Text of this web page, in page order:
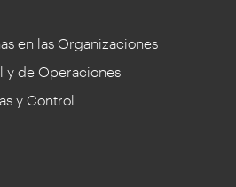
en las Organizaciones
y de Operaciones
y Control